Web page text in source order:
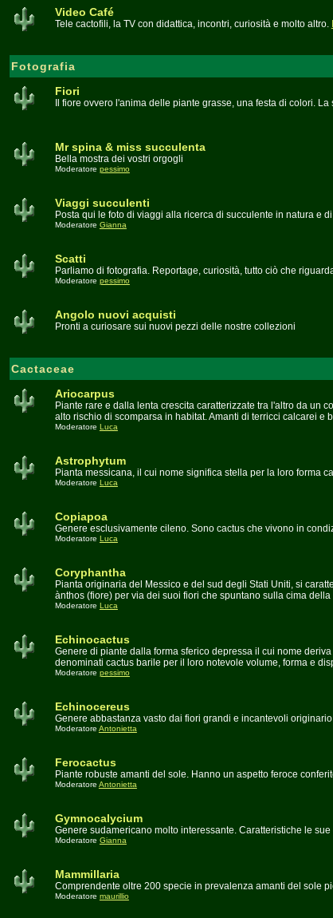
Video Café
Tele cactofili, la TV con didattica, incontri, curiosità e molto altro.
Fotografia
Fiori
Il fiore ovvero l'anima delle piante grasse, una festa di colori.
Mr spina & miss succulenta
Bella mostra dei vostri orgogli
Moderatore pessimo
Viaggi succulenti
Posta qui le foto di viaggi alla ricerca di succulente in natura e
Moderatore Gianna
Scatti
Parliamo di fotografia. Reportage, curiosità, tutto ciò che
Moderatore pessimo
Angolo nuovi acquisti
Pronti a curiosare sui nuovi pezzi delle nostre collezioni
Cactaceae
Ariocarpus
Piante rare e dalla lenta crescita caratterizzate tra l'altro da un
alto rischio di scomparsa in habitat. Amanti di terricci calcarei e
Moderatore Luca
Astrophytum
Pianta messicana, il cui nome significa stella per la loro forma
Moderatore Luca
Copiapoa
Genere esclusivamente cileno. Sono cactus che vivono in
Moderatore Luca
Coryphantha
Pianta originaria del Messico e del sud degli Stati Uniti, si
ànthos (fiore) per via dei suoi fiori che spuntano sulla cima della
Moderatore Luca
Echinocactus
Genere di piante dalla forma sferico depressa il cui nome
denominati cactus barile per il loro notevole volume, forma e
Moderatore pessimo
Echinocereus
Genere abbastanza vasto dai fiori grandi e incantevoli
Moderatore Antonietta
Ferocactus
Piante robuste amanti del sole. Hanno un aspetto feroce
Moderatore Antonietta
Gymnocalycium
Genere sudamericano molto interessante. Caratteristiche le
Moderatore Gianna
Mammillaria
Comprendente oltre 200 specie in prevalenza amanti del sole
Moderatore maurillio